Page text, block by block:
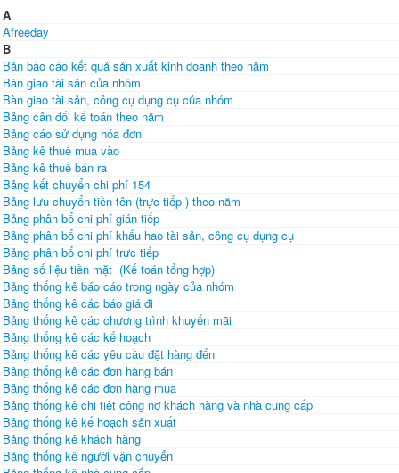
A
Afreeday
B
Bản báo cáo kết quả sản xuất kinh doanh theo năm
Bàn giao tài sản của nhóm
Bàn giao tài sản, công cụ dụng cụ của nhóm
Bảng cân đối kế toán theo năm
Bảng cáo sử dụng hóa đơn
Bảng kê thuế mua vào
Bảng kê thuế bán ra
Bảng kết chuyển chi phí 154
Bảng lưu chuyển tiền tên (trực tiếp ) theo năm
Bảng phân bổ chi phí gián tiếp
Bảng phân bổ chi phí khấu hao tài sản, công cụ dụng cụ
Bảng phân bổ chi phí trực tiếp
Bảng số liệu tiền mặt (Kế toán tổng hợp)
Bảng thống kê báo cáo trong ngày của nhóm
Bảng thống kê các báo giá đi
Bảng thống kê các chương trình khuyến mãi
Bảng thống kê các kế hoạch
Bảng thống kê các yêu cầu đặt hàng đến
Bảng thống kê các đơn hàng bán
Bảng thống kê các đơn hàng mua
Bảng thống kê chi tiêt công nợ khách hàng và nhà cung cấp
Bảng thống kê kế hoạch sản xuất
Bảng thống kê khách hàng
Bảng thống kê người vận chuyển